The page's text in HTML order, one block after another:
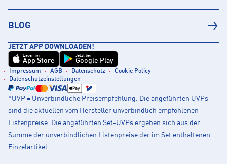
BLOG
JETZT APP DOWNLOADEN!
Laden im
App Store
Jetzt bei
Google Play
Impressum AGB Datenschutz
Cookie Policy
Datenschutzeinstellungen
*UVP = Unverbindliche Preisempfehlung. Die angeführten UVPs
sind die aktuellen vom Hersteller unverbindlich empfohlenen
Listenpreise. Die angeführten Set-UVPs ergeben sich aus der
Summe der unverbindlichen Listenpreise der im Set enthaltenen
Einzelartikel.